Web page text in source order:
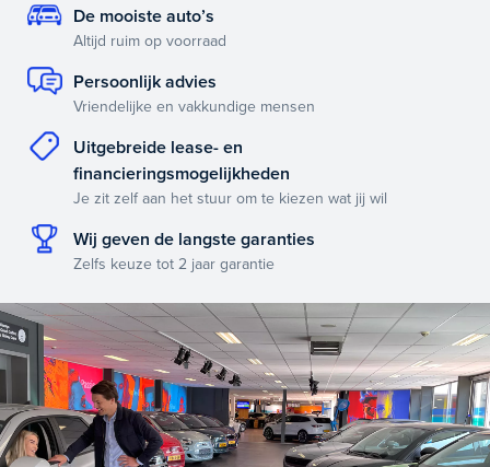
De mooiste auto’s
Altijd ruim op voorraad
Persoonlijk advies
Vriendelijke en vakkundige mensen
Uitgebreide lease- en
financieringsmogelijkheden
Je zit zelf aan het stuur om te kiezen wat jij wil
Wij geven de langste garanties
Zelfs keuze tot 2 jaar garantie